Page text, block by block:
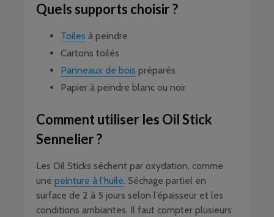
Quels supports choisir ?
Toiles à peindre
Cartons toilés
Panneaux de bois préparés
Papier à peindre blanc ou noir
Comment utiliser les Oil Stick
Sennelier ?
Les Oil Sticks sèchent par oxydation, comme
une peinture à l’huile. Séchage partiel en
surface de 2 à 5 jours selon l’épaisseur et les
conditions ambiantes. Il faut compter plusieurs